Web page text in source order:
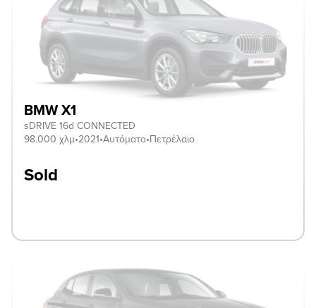
BMW X1
sDRIVE 16d CONNECTED
98.000 χλμ•2021•Αυτόματο•Πετρέλαιο
Sold